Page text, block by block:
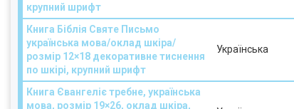
крупний шрифт
Книга Біблія Святе Письмо
українська мова/оклад шкіра/
розмір 12×18 декоративне тиснення
по шкірі, крупний шрифт
Українська
Книга Євангеліє требне, українська
мова, розмір 19×26, оклад шкіра,